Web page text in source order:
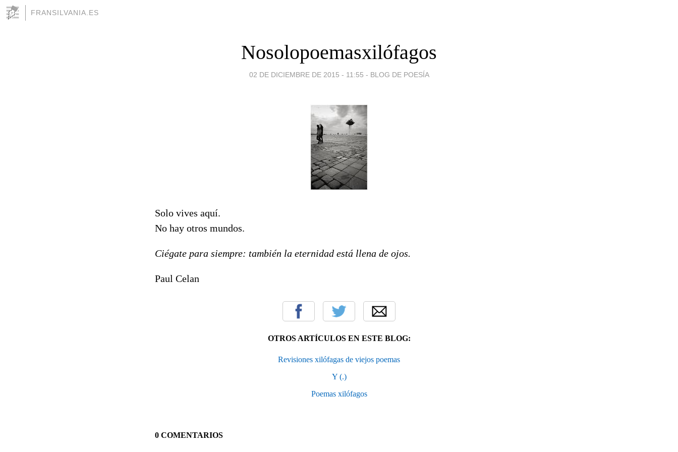
FRANSILVANIA.ES
Nosolopoemasxilófagos
02 DE DICIEMBRE DE 2015 - 11:55 - BLOG DE POESÍA
Solo vives aquí.
No hay otros mundos.
Ciégate para siempre: también la eternidad está llena de ojos.
Paul Celan
OTROS ARTÍCULOS EN ESTE BLOG:
Revisiones xilófagas de viejos poemas
Y (.)
Poemas xilófagos
0 COMENTARIOS